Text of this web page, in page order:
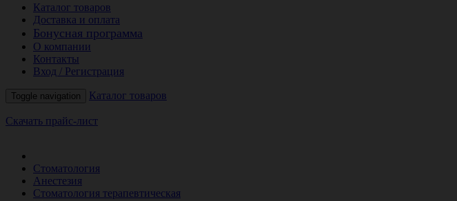
Каталог товаров
Доставка и оплата
Бонусная программа
О компании
Контакты
Вход / Регистрация
Toggle navigation Каталог товаров
Скачать прайс-лист
Стоматология
Анестезия
Стоматология терапевтическая